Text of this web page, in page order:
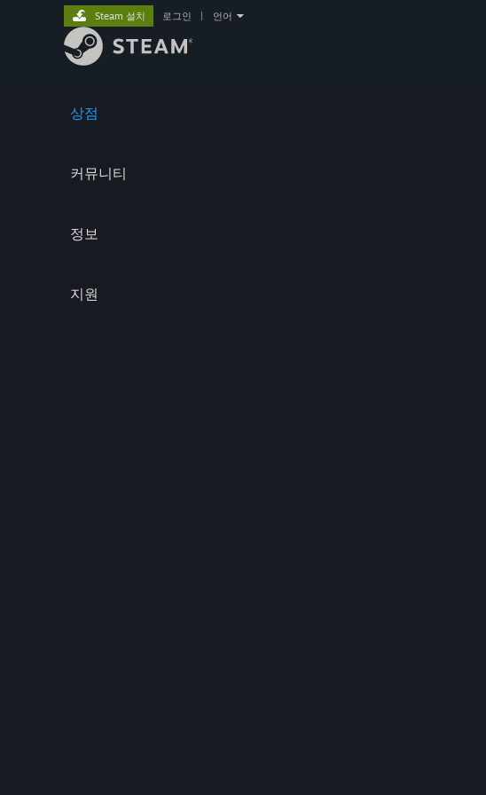
상점
커뮤니티
정보
지원
Steam 설치 로그인 언어